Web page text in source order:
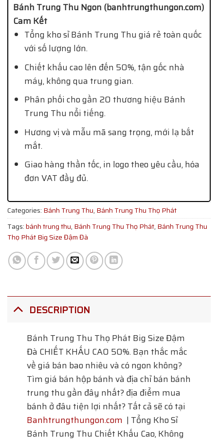
Bánh Trung Thu Ngon (banhtrungthungon.com)
Cam Kết
Tổng kho sỉ Bánh Trung Thu giá rẻ toàn quốc
với số lượng lớn.
Chiết khấu cao lên đến 50%, tận gốc nhà
máy, không qua trung gian.
Phân phối cho gần 20 thương hiệu Bánh
Trung Thu nổi tiếng.
Hương vị và mẫu mã sang trọng, mới lạ bắt
mắt.
Giao hàng thần tốc, in logo theo yêu cầu, hóa
đơn VAT đầy đủ.
Categories: Bánh Trung Thu, Bánh Trung Thu Thọ Phát
Tags:bánh trung thu, Bánh Trung Thu Thọ Phát, Bánh Trung Thu
Thọ Phát Big Size Đậm Đà
DESCRIPTION
Bánh Trung Thu Thọ Phát Big Size Đậm
Đà CHIẾT KHẤU CAO 50%. Bạn thắc mắc
về giá bán bao nhiêu và có ngon không?
Tìm giá bán hộp bánh và địa chỉ bán bánh
trung thu gần đây nhất? địa điểm mua
bánh ở đâu tiện lợi nhất? Tất cả sẽ có tại
Banhtrungthungon.com | Tổng Kho Sỉ
Bánh Trung Thu Chiết Khấu Cao, Không